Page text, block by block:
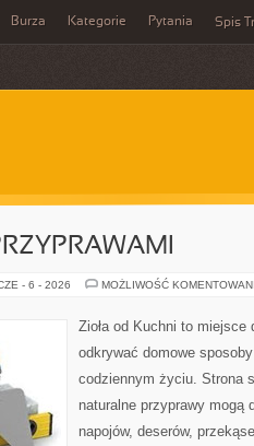
Burza Kategorie Pytania Spis
- 6 - 2026 MOŻLIWOŚĆ
Zioła od Kuchni to
odkrywać domowe
codziennym życiu. Strona
naturalne przyprawy mogą
napojów, deserów,